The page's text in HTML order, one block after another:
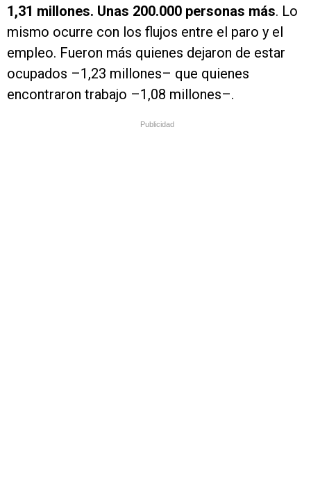
1,31 millones. Unas 200.000 personas más. Lo
mismo ocurre con los flujos entre el paro y el
empleo. Fueron más quienes dejaron de estar
ocupados –1,23 millones– que quienes
encontraron trabajo –1,08 millones–.
Publicidad